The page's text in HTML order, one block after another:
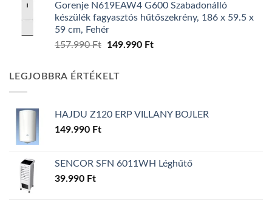
was:
139.990 Ft.
is:
119.990 Ft.
Gorenje N619EAW4 G600 Szabadonálló
készülék fagyasztós hűtőszekrény, 186 x 59.5 x
59 cm, Fehér
157.990Ft
Original
157.990 Ft.
149.990 FtCurrent
LEGJOBBRA ÉRTÉKELT
HAJDU Z120 ERP VILLANY BOJLER
149.990 Ft
SENCOR SFN 6011WH Léghűtő
39.990 Ft